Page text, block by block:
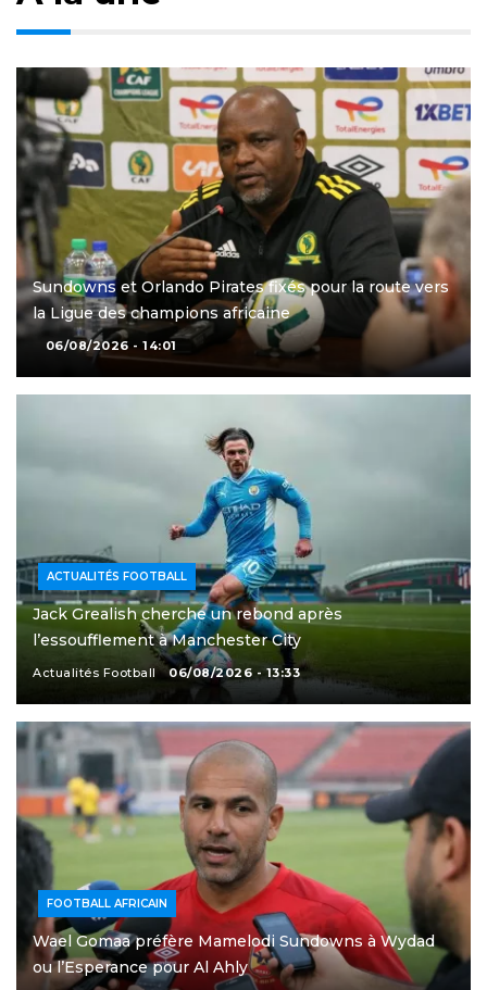
Sundowns et Orlando Pirates fixés pour la route vers
la Ligue des champions africaine
06/08/2026 - 14:01
ACTUALITÉS FOOTBALL
Jack Grealish cherche un rebond après
l’essoufflement à Manchester City
Actualités Football 06/08/2026 - 13:33
FOOTBALL AFRICAIN
Wael Gomaa préfère Mamelodi Sundowns à Wydad
ou l’Esperance pour Al Ahly